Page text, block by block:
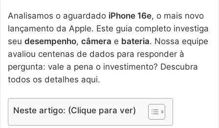
Analisamos o aguardado iPhone 16e, o mais novo
lançamento da Apple. Este guia completo investiga
seu desempenho, câmera e bateria. Nossa equipe
avaliou centenas de dados para responder à
pergunta: vale a pena o investimento? Descubra
todos os detalhes aqui.
Neste artigo: (Clique para ver)